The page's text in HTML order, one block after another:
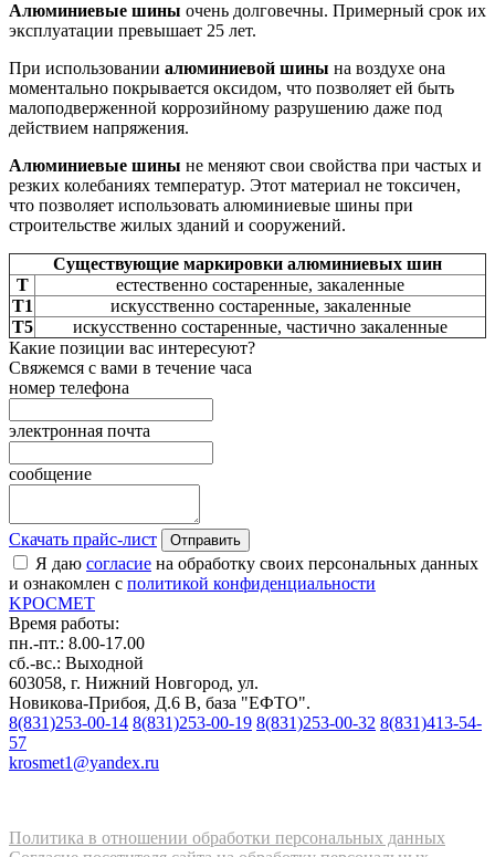
Алюминиевые шины очень долговечны. Примерный срок их
эксплуатации превышает 25 лет.
При использовании алюминиевой шины на воздухе она
моментально покрывается оксидом, что позволяет ей быть
малоподверженной коррозийному разрушению даже под
действием напряжения.
Алюминиевые шины не меняют свои свойства при частых и
резких колебаниях температур. Этот материал не токсичен,
что позволяет использовать алюминиевые шины при
строительстве жилых зданий и сооружений.
Существующие маркировки алюминиевых шин
Т
естественно состаренные, закаленные
Т1
искусственно состаренные, закаленные
Т5
искусственно состаренные, частично закаленные
Какие позиции вас интересуют?
Свяжемся с вами в течение часа
номер телефона
электронная почта
сообщение
Скачать прайс-лист Отправить
Я даю согласие на обработку своих персональных данных
и ознакомлен с политикой конфиденциальности
KРОСМЕТ
Время работы:
пн.-пт.: 8.00-17.00
сб.-вс.: Выходной
603058, г. Нижний Новгород, ул.
Новикова-Прибоя, Д.6 В, база "ЕФТО".
8(831)253-00-14 8(831)253-00-19 8(831)253-00-32 8(831)413-54-
57
krosmet1@yandex.ru
Политика в отношении обработки персональных данных